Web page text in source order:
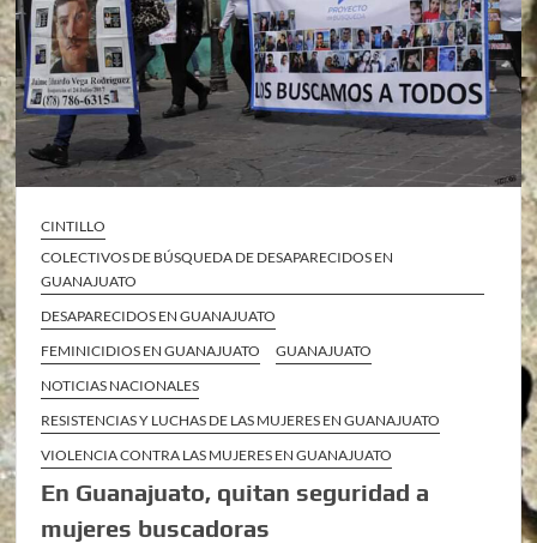
CINTILLO
COLECTIVOS DE BÚSQUEDA DE DESAPARECIDOS EN
GUANAJUATO
DESAPARECIDOS EN GUANAJUATO
FEMINICIDIOS EN GUANAJUATO
GUANAJUATO
NOTICIAS NACIONALES
RESISTENCIAS Y LUCHAS DE LAS MUJERES EN GUANAJUATO
VIOLENCIA CONTRA LAS MUJERES EN GUANAJUATO
En Guanajuato, quitan seguridad a
mujeres buscadoras